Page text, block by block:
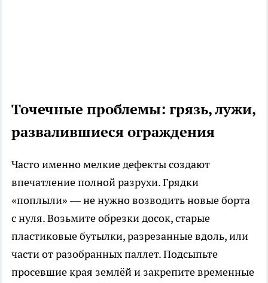
Точечные проблемы: грязь, лужи,
развалившиеся ограждения
Часто именно мелкие дефекты создают
впечатление полной разрухи. Грядки
«поплыли» — не нужно возводить новые борта
с нуля. Возьмите обрезки досок, старые
пластиковые бутылки, разрезанные вдоль, или
части от разобранных паллет. Подсыпьте
просевшие края землёй и закрепите временные